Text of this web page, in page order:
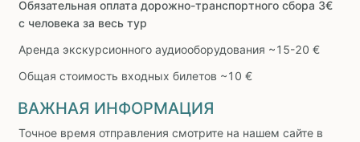
Обязательная оплата дорожно-транспортного сбора 3€
с человека за весь тур
Аренда экскурсионного аудиооборудования ~15-20 €
Общая стоимость входных билетов ~10 €
ВАЖНАЯ ИНФОРМАЦИЯ
Точное время отправления смотрите на нашем сайте в